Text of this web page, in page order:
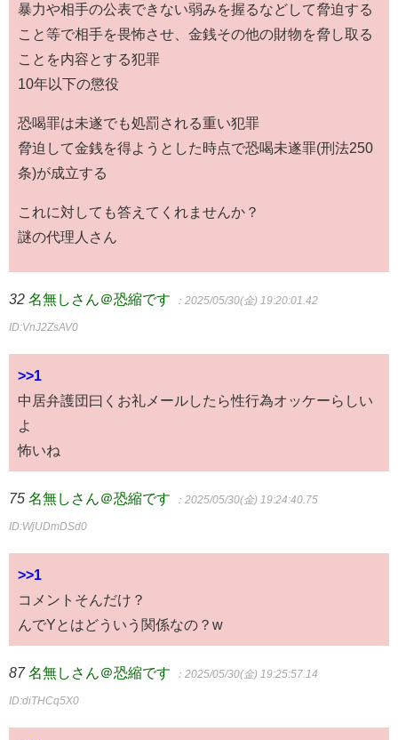
暴力や相手の公表できない弱みを握るなどして脅迫する
こと等で相手を畏怖させ、金銭その他の財物を脅し取る
ことを内容とする犯罪
10年以下の懲役
恐喝罪は未遂でも処罰される重い犯罪
脅迫して金銭を得ようとした時点で恐喝未遂罪(刑法250
条)が成立する
これに対しても答えてくれませんか？
謎の代理人さん
32 名無しさん＠恐縮です ：2025/05/30(金) 19:20:01.42
ID:VnJ2ZsAV0
>>1
中居弁護団曰くお礼メールしたら性行為オッケーらしい
よ
怖いね
75 名無しさん＠恐縮です ：2025/05/30(金) 19:24:40.75
ID:WjUDmDSd0
>>1
コメントそんだけ？
んでYとはどういう関係なの？w
87 名無しさん＠恐縮です ：2025/05/30(金) 19:25:57.14
ID:diTHCq5X0